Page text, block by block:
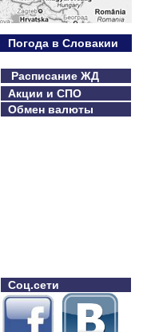
Погода в Словакии
Расписание ЖД
Акции и СПО
Обмен валюты
Соц.сети